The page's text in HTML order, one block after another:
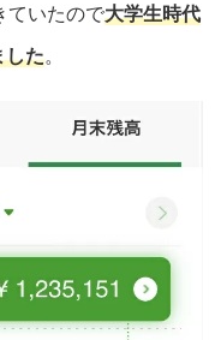
ていたので大学生時代
した。